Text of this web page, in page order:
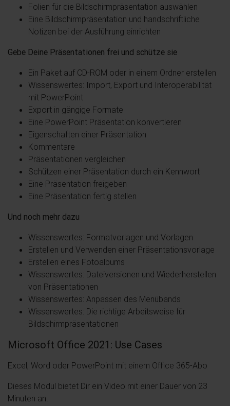
Folien für die Bildschirmpräsentation auswählen
Eine Bildschirmpräsentation und handschriftliche
Notizen bei der Ausführung einrichten
Gebe Deine Präsentationen frei und schütze sie
Ein Paket auf CD-ROM oder in einem Ordner erstellen
Wissenswertes: Import, Export und Interoperabilität
mit PowerPoint
Export in gängige Formate
Eine PowerPoint Präsentation konvertieren
Eigenschaften einer Präsentation
Kommentare
Präsentationen vergleichen
Schützen einer Präsentation durch ein Kennwort
Eine Präsentation freigeben
Eine Präsentation fertig stellen
Und noch mehr dazu
Wissenswertes: Formatvorlagen und Vorlagen
Erstellen und Verwenden einer Präsentationsvorlage
Erstellen eines Fotoalbums
Wissenswertes: Dateiversionen und Wiederherstellen
von Präsentationen
Wissenswertes: Anpassen des Menübands
Wissenswertes: Die richtige Arbeitsweise für
Bildschirmpräsentationen
Microsoft Office 2021: Use Cases
Excel, Word oder PowerPoint mit einem Office 365-Abo
Dieses Modul bietet Dir ein Video mit einer Dauer von 23
Minuten an.